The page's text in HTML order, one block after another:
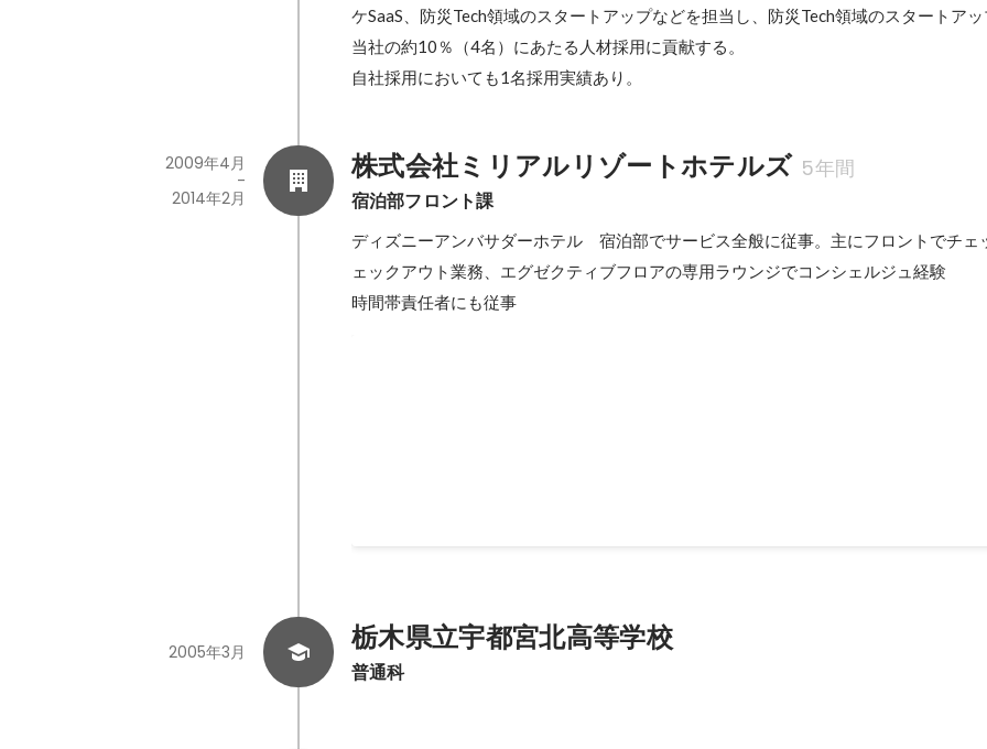
ケSaaS、防災Tech領域のスタートアップなどを担当し、防災Tech領域のスタートア
当社の約10％（4名）にあたる人材採用に貢献する。
自社採用においても1名採用実績あり。
株式会社ミリアルリゾートホテルズ 5年間
宿泊部フロント課
2009年4月
-
2014年2月
ディズニーアンバサダーホテル　宿泊部でサービス全般に従事。主にフロントでチェ
ェックアウト業務、エグゼクティブフロアの専用ラウンジでコンシェルジュ経験
時間帯責任者にも従事
栃木県立宇都宮北高等学校
普通科
2005年3月